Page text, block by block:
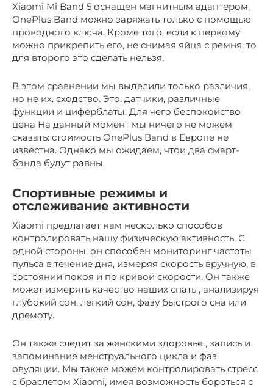
Xiaomi Mi Band 5 оснащен магнитным адаптером,
OnePlus Band можно заряжать только с помощью
проводного ключа. Кроме того, если к первому
можно прикрепить его, не снимая яйца с ремня, то
для второго это сделать нельзя.
В этом сравнении мы выделили только различия,
но не их. сходство. Это: датчики, различные
функции и циферблаты. Для чего беспокойство
цена На данный момент мы ничего не можем
сказать: стоимость OnePlus Band в Европе не
известна. Однако мы ожидаем, чтои два смарт-
бэнда будут равны.
Спортивные режимы и
отслеживание активности
Xiaomi предлагает нам несколько способов
контролировать нашу физическую активность. С
одной стороны, он способен мониторинг частоты
пульса в течение дня, измеряя скорость вручную, в
состоянии покоя и по кривой скорости. Он также
может измерять качество наших спать , анализируя
глубокий сон, легкий сон, фазу быстрого сна или
дремоту.
Он также следит за женскими здоровье , запись и
запоминание менструального цикла и фаз
овуляции. Мы также можем контролировать стресс
с браслетом Xiaomi, имея возможность бороться с